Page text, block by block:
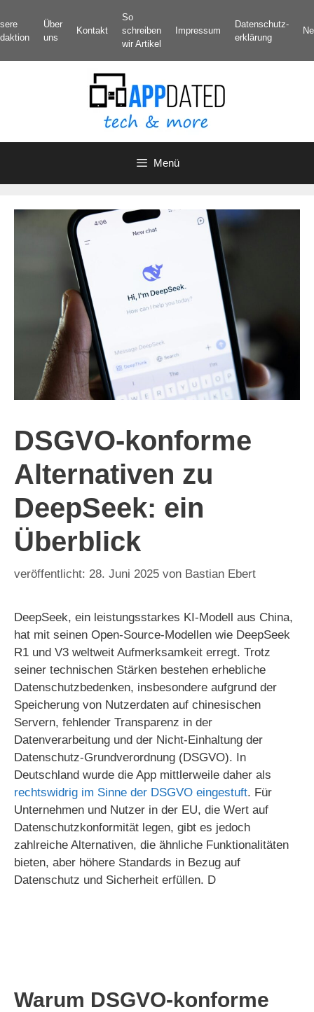
Inhalt
springen
Über
uns
Kontakt
So
schreiben
wir Artikel
Impressum
Datenschutz­
erklärung
Menü
DSGVO-konforme
Alternativen zu
DeepSeek: ein
Überblick
28. Juni 2025 von Bastian Ebert
DeepSeek, ein leistungsstarkes KI-Modell aus China,
hat mit seinen Open-Source-Modellen wie DeepSeek
R1 und V3 weltweit Aufmerksamkeit erregt. Trotz
seiner technischen Stärken bestehen erhebliche
Datenschutzbedenken, insbesondere aufgrund der
Speicherung von Nutzerdaten auf chinesischen
Servern, fehlender Transparenz in der
Datenverarbeitung und der Nicht-Einhaltung der
Datenschutz-Grundverordnung (DSGVO). In
Deutschland wurde die App mittlerweile daher als
rechtswidrig im Sinne der DSGVO eingestuft. Für
Unternehmen und Nutzer in der EU, die Wert auf
Datenschutzkonformität legen, gibt es jedoch
zahlreiche Alternativen, die ähnliche Funktionalitäten
bieten, aber höhere Standards in Bezug auf
Datenschutz und Sicherheit erfüllen. D
Warum DSGVO-konforme